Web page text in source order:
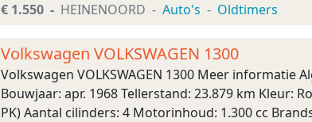
€ 1.550 HEINENOORD Auto's Oldtimers
Volkswagen VOLKSWAGEN 1300
Volkswagen VOLKSWAGEN 1300 Meer informatie
Bouwjaar: apr. 1968 Tellerstand: 23.879 km Kleur:
PK) Aantal cilinders: 4 Motorinhoud: 1.300 cc